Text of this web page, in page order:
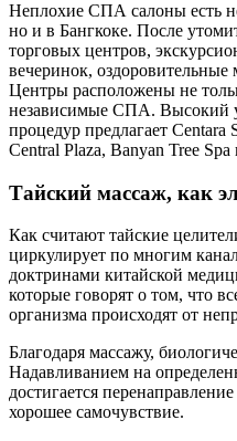
Неплохие СПА салоны есть
но и в Бангкоке. После
торговых центров,
вечеринок,
Центры расположены не
независимые СПА. Высокий
процедур предлагает Сentara
Central Plaza, Banyan Tree
Тайский массаж, как
Как считают тайские
циркулирует по многим
доктринами китайской
которые говорят о том, что
организма происходят от
Благодаря массажу,
Надавливанием на
достигается
хорошее самочувствие.